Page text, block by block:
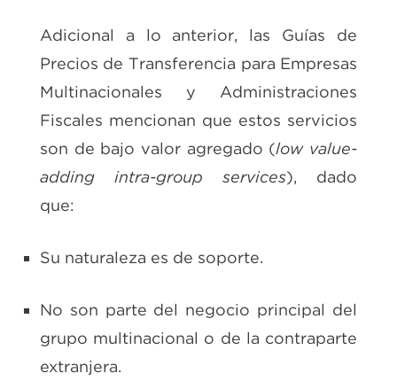
Adicional a lo anterior, las Guías de
Precios de Transferencia para Empresas
Multinacionales y Administraciones
Fiscales mencionan que estos servicios
son de bajo valor agregado (low value-
adding intra-group services), dado
que:
Su naturaleza es de soporte.
No son parte del negocio principal del
grupo multinacional o de la contraparte
extranjera.